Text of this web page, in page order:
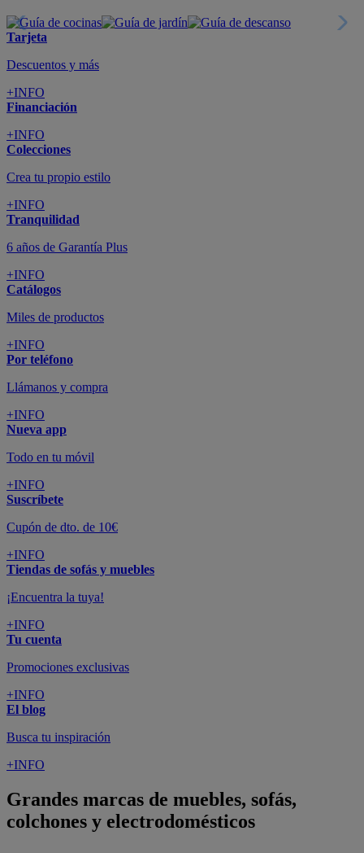
Tarjeta
Descuentos y más
+INFO
Financiación
+INFO
Colecciones
Crea tu propio estilo
+INFO
Tranquilidad
6 años de Garantía Plus
+INFO
Catálogos
Miles de productos
+INFO
Por teléfono
Llámanos y compra
+INFO
Nueva app
Todo en tu móvil
+INFO
Suscríbete
Cupón de dto. de 10€
+INFO
Tiendas de sofás y muebles
¡Encuentra la tuya!
+INFO
Tu cuenta
Promociones exclusivas
+INFO
El blog
Busca tu inspiración
+INFO
Grandes marcas de muebles, sofás,
colchones y electrodomésticos